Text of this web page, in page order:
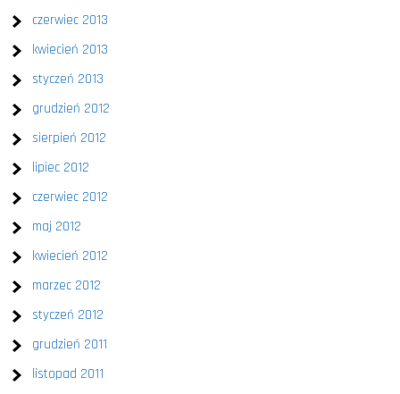
czerwiec 2013
kwiecień 2013
styczeń 2013
grudzień 2012
sierpień 2012
lipiec 2012
czerwiec 2012
maj 2012
kwiecień 2012
marzec 2012
styczeń 2012
grudzień 2011
listopad 2011